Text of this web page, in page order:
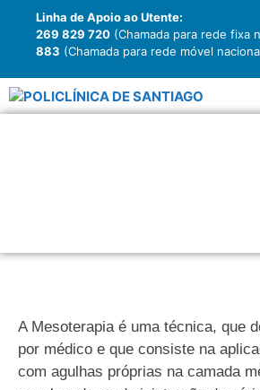
Linha de Apoio ao Utente:
269 829 720 (Chamada para rede fixa
883 (Chamada para rede móvel
A Mesoterapia é uma técnica, que
por médico e que consiste na
com agulhas próprias na camada